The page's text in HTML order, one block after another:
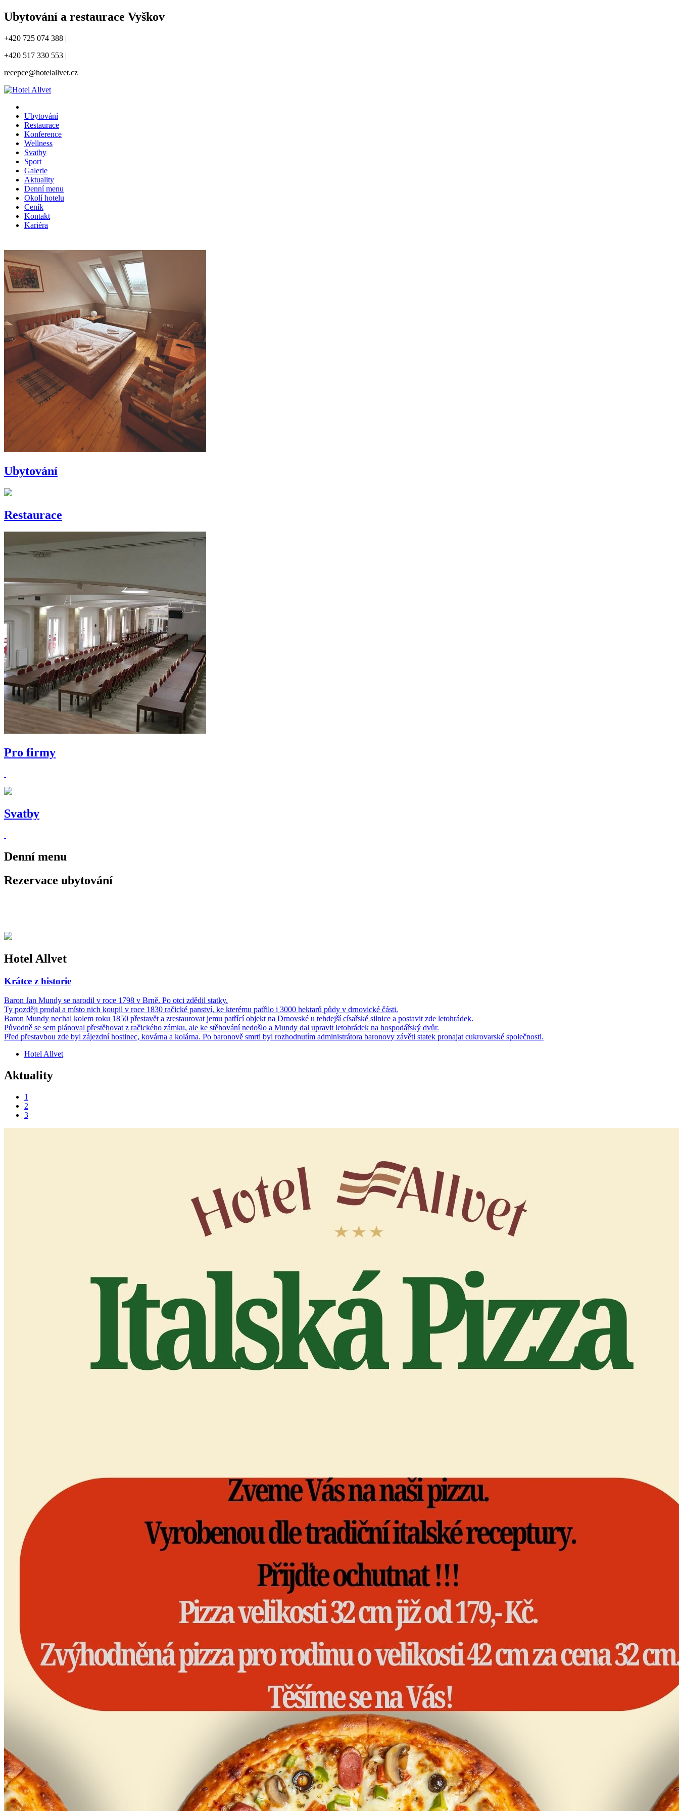
Ubytování a restaurace Vyškov
+420 725 074 388 |
+420 517 330 553 |
recepce@hotelallvet.cz
Ubytování
Restaurace
Konference
Wellness
Svatby
Sport
Galerie
Aktuality
Denní menu
Okolí hotelu
Ceník
Kontakt
Kariéra
Ubytování
Restaurace
Pro firmy
Svatby
Denní menu
Rezervace ubytování
Hotel Allvet
Krátce z historie
Baron Jan Mundy se narodil v roce 1798 v Brně. Po otci zdědil statky.
Ty později prodal a místo nich koupil v roce 1830 račické panství, ke kterému patřilo i 3000 hektarů půdy v drnovické části.
Baron Mundy nechal kolem roku 1850 přestavět a zrestaurovat jemu patřící objekt na Drnovské u tehdejší císařské silnice a postavit zde letohrádek.
Původně se sem plánoval přestěhovat z račického zámku, ale ke stěhování nedošlo a Mundy dal upravit letohrádek na hospodářský dvůr.
Před přestavbou zde byl zájezdní hostinec, kovárna a kolárna. Po baronově smrti byl rozhodnutím administrátora baronovy závěti statek pronajat cukrovarské společnosti.
Hotel Allvet
Aktuality
1
2
3